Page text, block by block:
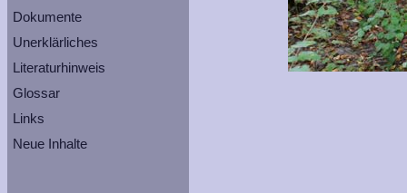
Dokumente
Unerklärliches
Literaturhinweis
Glossar
Links
Neue Inhalte